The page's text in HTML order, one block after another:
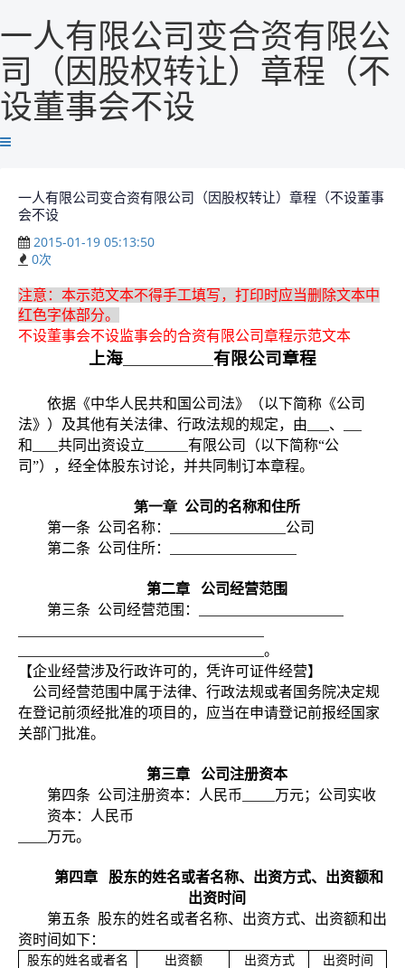
一人有限公司变合资有限公
司（因股权转让）章程（不
设董事会不设
一人有限公司变合资有限公司（因股权转让）章程（不设董事
会不设
2015-01-19 05:13:50
0次
注意：本示范文本不得手工填写，打印时应当删除文本中
红色字体部分。
不设董事会不设监事会的合资有限公司章程示范文本
上海 有限公司章程
依据《中华人民共和国公司法》（以下简称《公司
法》）及其他有关法律、行政法规的规定，由
、
和
共同出资设立
有限公司（以下简称“公
司”），经全体股东讨论，并共同制订本章程。
第一章 公司的名称和住所
第一条 公司名称：
公司
第二条 公司住所：
第二章
公司经营范围
第三条 公司经营范围：
。
【企业经营涉及行政许可的，凭许可证件经营】
公司经营范围中属于法律、行政法规或者国务院决定规
定在登记前须经批准的项目的，应当在申请登记前报经国家
有关部门批准。
第三章
公司注册资本
第四条 公司注册资本：人民币
万元；公司实收
资本：人民币
万元。
第四章
股东的姓名或者名称、出资方式、出资额和
出资时间
第五条 股东的姓名或者名称、出资方式、出资额和出
资时间如下：
股东的姓名或者名
出资额 出资方式 出资时间